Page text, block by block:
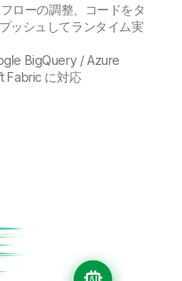
ローの調整、コードをタ
ッシュしてランタイム実
BigQuery / Azure
Fabric に対応